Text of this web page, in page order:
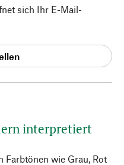
interpretiert
Farbtönen wie Grau, Rot
sich Ihr E-Mail-